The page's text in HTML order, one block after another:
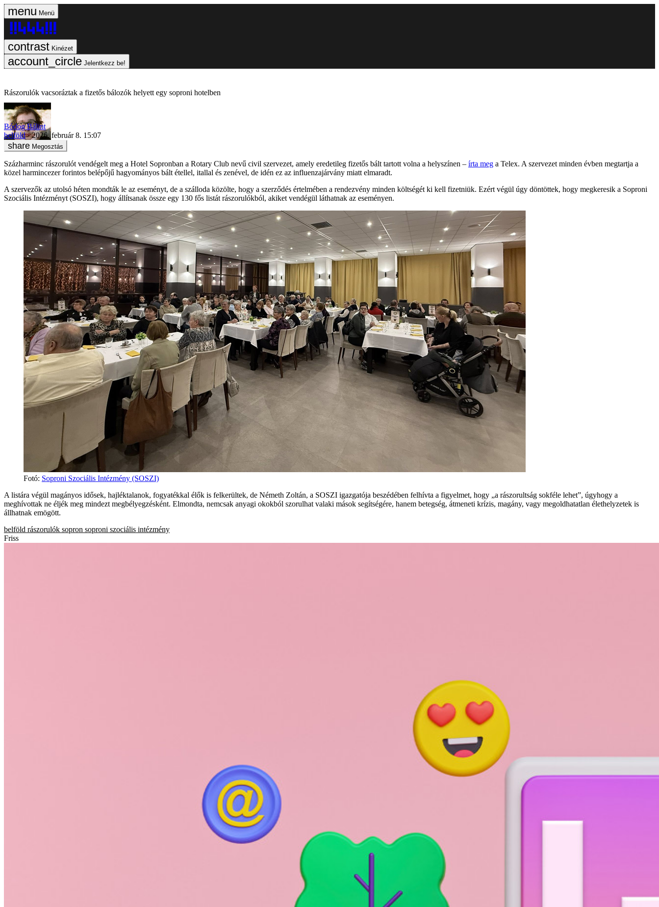
Menü
Kinézet
Jelentkezz be!
Rászorulók vacsoráztak a fizetős bálozók helyett egy soproni hotelben
Bódog Bálint
belföld
2026. február 8. 15:07
Megosztás
Százharminc rászorulót vendégelt meg a Hotel Sopronban a Rotary Club nevű civil szervezet, amely eredetileg fizetős bált tartott volna a helyszínen – írta meg a Telex. A szervezet minden évben megtartja a
közel harmincezer forintos belépőjű hagyományos bált étellel, itallal és zenével, de idén ez az influenzajárvány miatt elmaradt.
A szervezők az utolsó héten mondták le az eseményt, de a szálloda közölte, hogy a szerződés értelmében a rendezvény minden költségét ki kell fizetniük. Ezért végül úgy döntöttek, hogy megkeresik a Soproni
Szociális Intézményt (SOSZI), hogy állítsanak össze egy 130 fős listát rászorulókból, akiket vendégül láthatnak az eseményen.
Fotó: Soproni Szociális Intézmény (SOSZI)
A listára végül magányos idősek, hajléktalanok, fogyatékkal élők is felkerültek, de Németh Zoltán, a SOSZI igazgatója beszédében felhívta a figyelmet, hogy „a rászorultság sokféle lehet”, úgyhogy a
meghívottak ne éljék meg mindezt megbélyegzésként. Elmondta, nemcsak anyagi okokból szorulhat valaki mások segítségére, hanem betegség, átmeneti krízis, magány, vagy megoldhatatlan élethelyzetek is
állhatnak emögött.
belföld rászorulók sopron soproni szociális intézmény
Friss